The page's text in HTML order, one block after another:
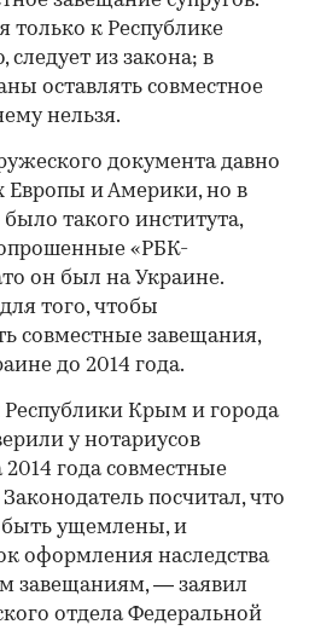
только к Республике
из закона; в
оставлять совместное
нельзя.
документа давно
Европы и Америки, но в
такого института,
«РБК-
он был на Украине.
того, чтобы
совместные завещания,
до 2014 года.
Крым и города
у нотариусов
года совместные
посчитал, что
ущемлены, и
оформления наследства
завещаниям, — заявил
отдела Федеральной